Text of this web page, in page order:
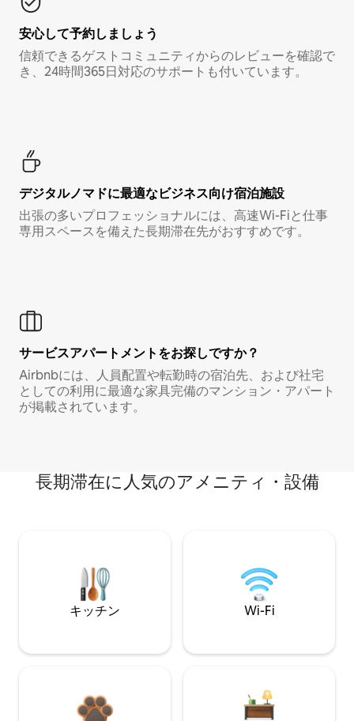
安心して予約しましょう
信頼できるゲストコミュニティからのレビューを確認で
き、24時間365日対応のサポートも付いています。
デジタルノマド⁠に最⁠適⁠なビ⁠ジ⁠ネ⁠ス⁠向⁠け宿⁠泊⁠施⁠設
出張の多いプロフェッショナルには、高速Wi-Fiと仕事
専用スペースを備えた長期滞在先がおすすめです。
サービスアパートメントをお探しですか？
Airbnbには、人員配置や転勤時の宿泊先、および社宅
としての利用に最適な家具完備のマンション・アパート
が掲載されています。
長期滞在に人気のアメニティ・設備
キッチン Wi-Fi